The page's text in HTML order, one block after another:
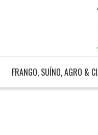
FRANGO, SUÍNO, AGRO &